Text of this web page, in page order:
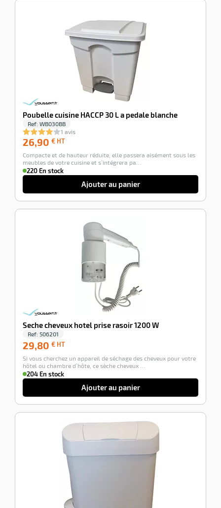
Poubelle cuisine HACCP 30 L a pedale blanche
Ref: WB030BB
1 avis
26,90 € HT
HT
Compacte et de hauteur réduite, elle passera aisément sous les
meubles de votre cuisine et s’intégrera pa…
220 En stock
Ajouter au panier
Seche cheveux hotel prise rasoir 1200 W
Ref: 506201
29,80 € HT
HT
Si vous cherchez un appareil de séchage des cheveux pour votre
hôtel ou chambre d’hôte, ce sèche cheveux …
204 En stock
Ajouter au panier